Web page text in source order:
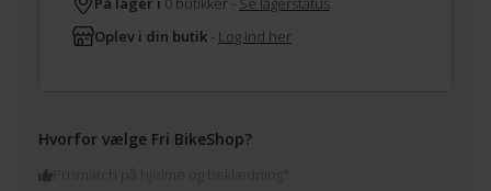
Oplev i din butik - Log ind her
Hvorfor vælge Fri BikeShop?
Prismatch på hjelme og beklædning*